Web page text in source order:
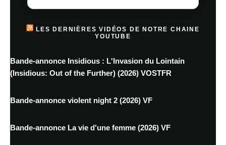
LES DERNIÈRES VIDÉOS DE NOTRE CHAINE
YOUTUBE
Bande-annonce Insidious : L'Invasion du Lointain
(Insidious: Out of the Further) (2026) VOSTFR
Bande-annonce violent night 2 (2026) VF
Bande-annonce La vie d'une femme (2026) VF